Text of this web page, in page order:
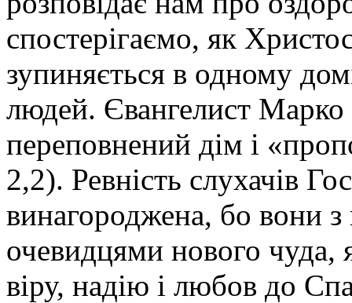
спостерігаємо, як
зупиняється в одному
людей. Євангелист
переповнений дім і
2,2). Ревність слухачів
винагороджена, бо вони з
очевидцями нового чуда,
віру, надію і любов до